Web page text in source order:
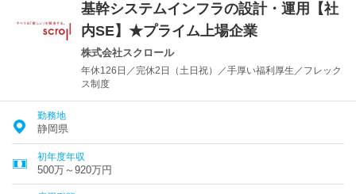
基幹システムインフラの設計・運用【社
内SE】★プライム上場企業
株式会社スクロール
年休126日／完休2日（土日祝）／手厚い福利厚生／フレック
ス制度
勤務地
静岡県
初年度年収
500万～920万円